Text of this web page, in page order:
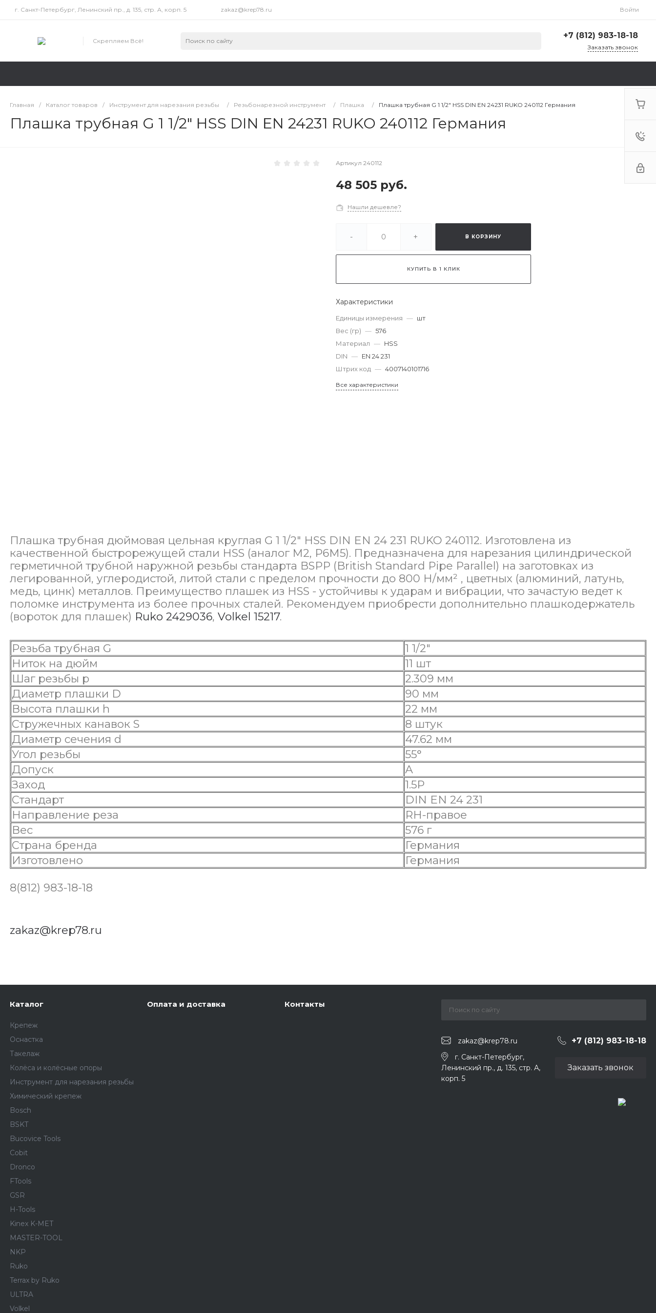
г. Санкт-Петербург, Ленинский пр., д. 135, стр. А, корп. 5 zakaz@krep78.ru Войти
Скрепляем Всё!
+7 (812) 983-18-18
Пн-Пт: 9:00-18:00 Cб-Вс:
Выходной
Заказать звонок
Главная / Каталог товаров / Инструмент для нарезания резьбы / Резьбонарезной инструмент / Плашка / Плашка трубная G 1 1/2" HSS DIN EN 24231 RUKO 240112 Германия
Плашка трубная G 1 1/2" HSS DIN EN 24231 RUKO 240112 Германия
Артикул 240112
48 505 руб.
Нашли дешевле?
- + В КОРЗИНУ
КУПИТЬ В 1 КЛИК
Характеристики
Единицы измерения — шт
Вес (гр) — 576
Материал — HSS
DIN — EN 24 231
Штрих код — 4007140101716
Все характеристики
Плашка трубная дюймовая цельная круглая G 1 1/2" HSS DIN EN 24 231 RUKO 240112. Изготовлена из
качественной быстрорежущей стали HSS (аналог М2, Р6М5). Предназначена для нарезания цилиндрической
герметичной трубной наружной резьбы стандарта BSPP (British Standard Pipe Parallel) на заготовках из
легированной, углеродистой, литой стали с пределом прочности до 800 Н/мм² , цветных (алюминий, латунь,
медь, цинк) металлов. Преимущество плашек из HSS - устойчивы к ударам и вибрации, что зачастую ведет к
поломке инструмента из более прочных сталей. Рекомендуем приобрести дополнительно плашкодержатель
(вороток для плашек) Ruko 2429036, Volkel 15217.
Резьба трубная G
1 1/2"
Ниток на дюйм
11 шт
Шаг резьбы p
2.309 мм
Диаметр плашки D
90 мм
Высота плашки h
22 мм
Стружечных канавок S
8 штук
Диаметр сечения d
47.62 мм
Угол резьбы
55°
Допуск
A
Заход
1.5P
Стандарт
DIN EN 24 231
Направление реза
RH-правое
Вес
576 г
Страна бренда
Германия
Изготовлено
Германия
8(812) 983-18-18
zakaz@krep78.ru
Каталог
Крепеж
Оснастка
Такелаж
Колёса и колëсные опоры
Инструмент для нарезания резьбы
Химический крепеж
Bosch
BSKT
Bucovice Tools
Cobit
Dronco
FTools
GSR
H-Tools
Kinex K-MET
MASTER-TOOL
NKP
Ruko
Terrax by Ruko
ULTRA
Volkel
Оплата и доставка Контакты
zakaz@krep78.ru +7 (812) 983-18-18
г. Санкт-Петербург,
Ленинский пр., д. 135, стр. А,
корп. 5
Заказать звонок